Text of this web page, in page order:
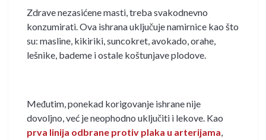
Zdrave nezasićene masti, treba svakodnevno
konzumirati. Ova ishrana uključuje namirnice kao što
su: masline, kikiriki, suncokret, avokado, orahe,
lešnike, bademe i ostale koštunjave plodove.
Međutim, ponekad korigovanje ishrane nije
dovoljno, već je neophodno uključiti i lekove. Kao
prva linija odbrane protiv plaka u arterijama,